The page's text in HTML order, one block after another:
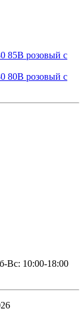
85B розовый с
80В розовый с
Вс: 10:00-18:00